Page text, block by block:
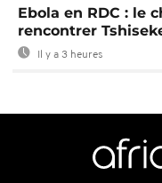
Ebola en RDC : le
rencontrer
Il y a 3 heures